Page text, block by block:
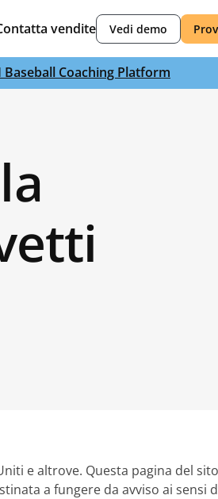
vendite Vedi demo
Coaching Platform
e altrove. Questa pagina del
a fungere da avviso ai sensi